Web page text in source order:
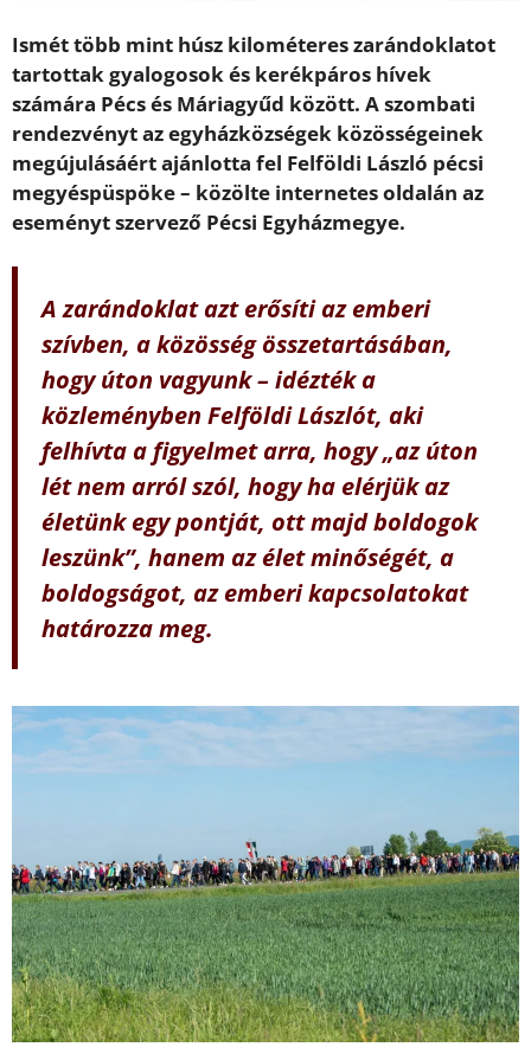
Ismét több mint húsz kilométeres zarándoklatot
tartottak gyalogosok és kerékpáros hívek
számára Pécs és Máriagyűd között. A szombati
rendezvényt az egyházközségek közösségeinek
megújulásáért ajánlotta fel Felföldi László pécsi
megyéspüspöke – közölte internetes oldalán az
eseményt szervező Pécsi Egyházmegye.
A zarándoklat azt erősíti az emberi
szívben, a közösség összetartásában,
hogy úton vagyunk – idézték a
közleményben Felföldi Lászlót, aki
felhívta a figyelmet arra, hogy „az úton
lét nem arról szól, hogy ha elérjük az
életünk egy pontját, ott majd boldogok
leszünk”, hanem az élet minőségét, a
boldogságot, az emberi kapcsolatokat
határozza meg.